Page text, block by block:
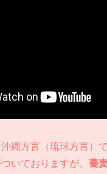
沖縄方言（琉球方言）
いておりますが、 蕎